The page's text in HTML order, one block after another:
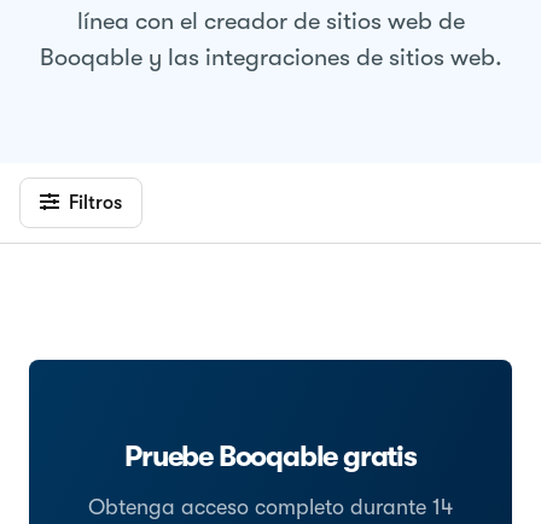
línea con el creador de sitios web de
Booqable y las integraciones de sitios web.
Filtros
Pruebe Booqable gratis
Obtenga acceso completo durante 14